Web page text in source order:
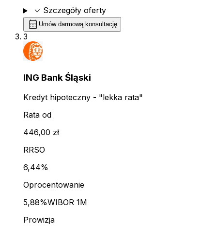
expand_more Szczegóły oferty
calendar_month Umów darmową konsultację
3
ING Bank Śląski
Kredyt hipoteczny - "lekka rata"
Rata od
446,00 zł
RRSO
6,44%
Oprocentowanie
5,88%WIBOR 1M
Prowizja